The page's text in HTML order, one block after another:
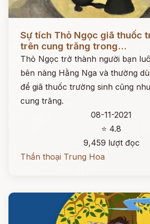
Sự tích Thỏ Ngọc giã thuốc
trên cung trăng trong...
Thỏ Ngọc trở thành người bạn
bên nàng Hằng Nga và thường
để giã thuốc trường sinh cũng
cung trăng.
08-11-2021
⭐ 4.8
9,459 lượt đọc
Thần thoại Trung Hoa